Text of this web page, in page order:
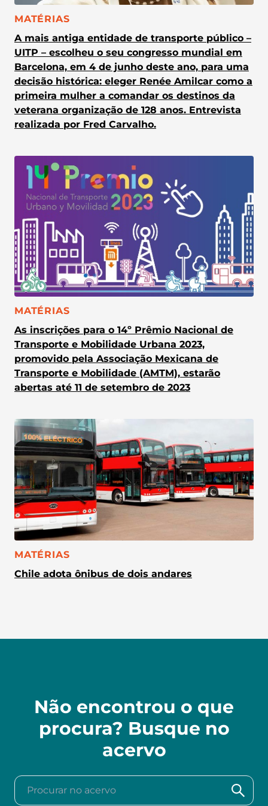
CATEGORIA:
MATÉRIAS
A mais antiga entidade de transporte público –
UITP – escolheu o seu congresso mundial em
Barcelona, em 4 de junho deste ano, para uma
decisão histórica: eleger Renée Amilcar como a
primeira mulher a comandar os destinos da
veterana organização de 128 anos. Entrevista
realizada por Fred Carvalho.
CATEGORIA:
MATÉRIAS
As inscrições para o 14º Prêmio Nacional de
Transporte e Mobilidade Urbana 2023,
promovido pela Associação Mexicana de
Transporte e Mobilidade (AMTM), estarão
abertas até 11 de setembro de 2023
CATEGORIA:
MATÉRIAS
Chile adota ônibus de dois andares
Não encontrou o que
procura? Busque no
acervo
Procurar no acervo